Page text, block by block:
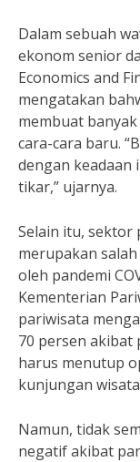
Dalam sebuah
ekonom senior
Economics and
mengatakan
membuat
cara-cara baru.
dengan keadaan
tikar,” ujarnya.
Selain itu, sektor
merupakan
oleh pandemi
Kementerian
pariwisata
70 persen akibat
harus menutup
kunjungan
Namun, tidak
negatif akibat